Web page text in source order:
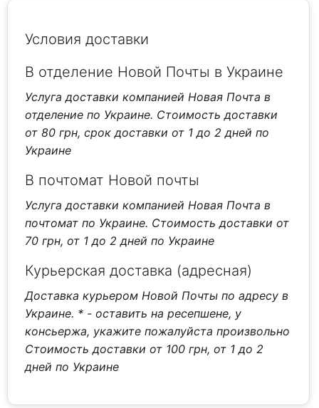
Условия доставки
В отделение Новой Почты в Украине
Услуга доставки компанией Новая Почта в
отделение по Украине. Стоимость доставки
от 80 грн, срок доставки от 1 до 2 дней по
Украине
В почтомат Новой почты
Услуга доставки компанией Новая Почта в
почтомат по Украине. Стоимость доставки от
70 грн, от 1 до 2 дней по Украине
Курьерская доставка (адресная)
Доставка курьером Новой Почты по адресу в
Украине. * - оставить на ресепшене, у
консьержа, укажите пожалуйста произвольно
Стоимость доставки от 100 грн, от 1 до 2
дней по Украине